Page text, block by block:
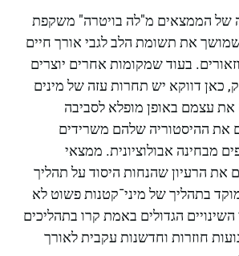
של הממצאים מ"לה בויטרה" משקפת
את תשומת הלב לגבי אורך חיים
בעוד שמקומות אחרים יוצרים
כאן דווקא יש תחרות עזה של מינים
עצמם באופן מופלא לסביבה
את ההיסטוריה שלהם משרידים
מבחינה אבולוציונית. ממצאי
הרעיון שהנחות היסוד על תהליך
בתהליך של מיני־קטנות פשוט לא
הגדולים באמת קרו בתהליכים
חוזרות וחדשנות עקבית לאורך